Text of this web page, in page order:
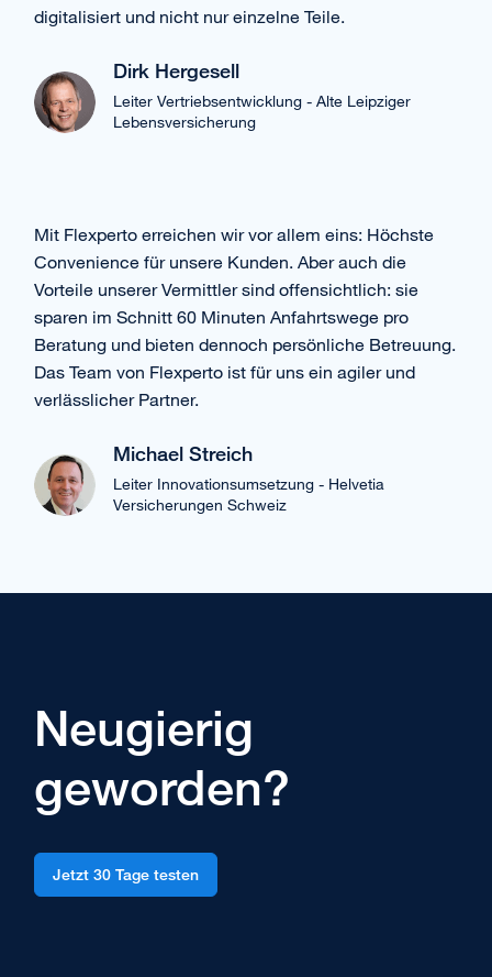
digitalisiert und nicht nur einzelne Teile.
Dirk Hergesell
Leiter Vertriebsentwicklung - Alte Leipziger
Lebensversicherung
Mit Flexperto erreichen wir vor allem eins: Höchste
Convenience für unsere Kunden. Aber auch die
Vorteile unserer Vermittler sind offensichtlich: sie
sparen im Schnitt 60 Minuten Anfahrtswege pro
Beratung und bieten dennoch persönliche Betreuung.
Das Team von Flexperto ist für uns ein agiler und
verlässlicher Partner.
Michael Streich
Leiter Innovationsumsetzung - Helvetia
Versicherungen Schweiz
Neugierig
geworden?
Jetzt 30 Tage testen